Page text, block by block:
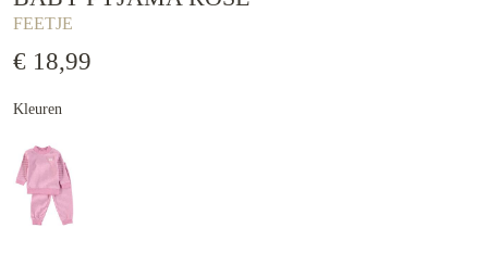
FEETJE
€ 18,99
Kleuren